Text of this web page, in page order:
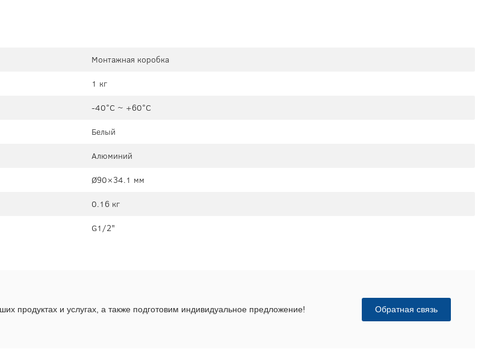
Монтажная коробка
1 кг
-40°C ~ +60°C
Белый
Алюминий
Ø90×34.1 мм
0.16 кг
G1/2"
продуктах и услугах, а также подготовим индивидуальное предложение! Обратная связь